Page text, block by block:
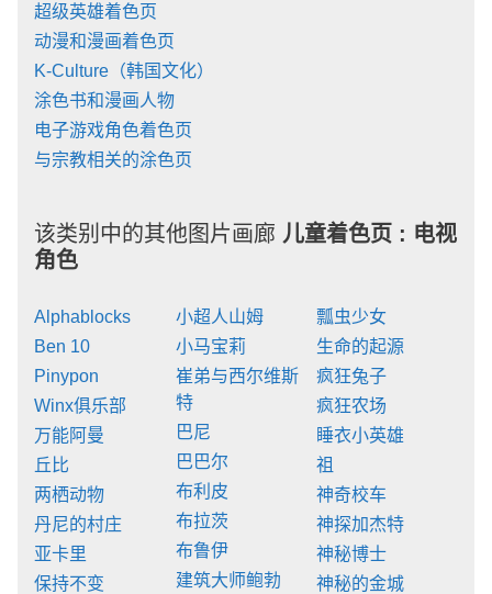
超级英雄着色页
动漫和漫画着色页
K-Culture（韩国文化）
涂色书和漫画人物
电子游戏角色着色页
与宗教相关的涂色页
该类别中的其他图片画廊 儿童着色页 : 电视
角色
Alphablocks
Ben 10
Pinypon
Winx俱乐部
万能阿曼
丘比
两栖动物
丹尼的村庄
亚卡里
保持不变
小超人山姆
小马宝莉
崔弟与西尔维斯
特
巴尼
巴巴尔
布利皮
布拉茨
布鲁伊
建筑大师鲍勃
瓢虫少女
生命的起源
疯狂兔子
疯狂农场
睡衣小英雄
祖
神奇校车
神探加杰特
神秘博士
神秘的金城